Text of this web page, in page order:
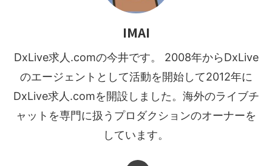
IMAI
DxLive求人.comの今井です。 2008年からDxLive
のエージェントとして活動を開始して2012年に
DxLive求人.comを開設しました。海外のライブチ
ャットを専門に扱うプロダクションのオーナーを
しています。